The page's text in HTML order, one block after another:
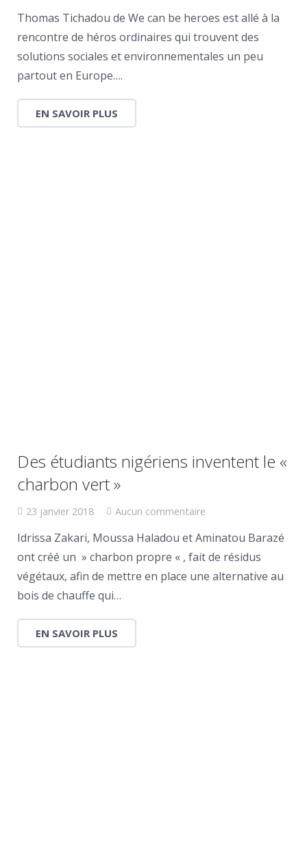
Thomas Tichadou de We can be heroes est allé à la
rencontre de héros ordinaires qui trouvent des
solutions sociales et environnementales un peu
partout en Europe….
EN SAVOIR PLUS
Des étudiants nigériens inventent le «
charbon vert »
23 janvier 2018 Aucun commentaire
Idrissa Zakari, Moussa Haladou et Aminatou Barazé
ont créé un » charbon propre « , fait de résidus
végétaux, afin de mettre en place une alternative au
bois de chauffe qui…
EN SAVOIR PLUS